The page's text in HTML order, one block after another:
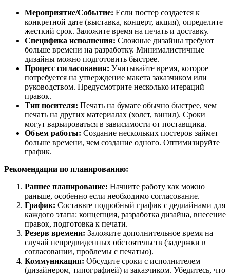
Мероприятие/Событие: Если постер создается к
конкретной дате (выставка, концерт, акция), определите
жесткий срок. Заложите время на печать и доставку.
Специфика исполнения: Сложные дизайны требуют
больше времени на разработку. Минималистичные
дизайны можно подготовить быстрее.
Процесс согласования: Учитывайте время, которое
потребуется на утверждение макета заказчиком или
руководством. Предусмотрите несколько итераций
правок.
Тип носителя: Печать на бумаге обычно быстрее, чем
печать на других материалах (холст, винил). Сроки
могут варьироваться в зависимости от поставщика.
Объем работы: Создание нескольких постеров займет
больше времени, чем создание одного. Оптимизируйте
график.
Рекомендации по планированию:
Раннее планирование: Начните работу как можно
раньше, особенно если необходимо согласование.
График: Составьте подробный график с дедлайнами для
каждого этапа: концепция, разработка дизайна, внесение
правок, подготовка к печати.
Резерв времени: Заложите дополнительное время на
случай непредвиденных обстоятельств (задержки в
согласовании, проблемы с печатью).
Коммуникация: Обсудите сроки с исполнителем
(дизайнером, типографией) и заказчиком. Убедитесь, что